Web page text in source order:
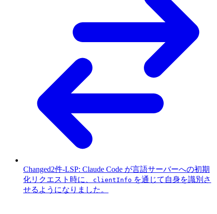
Changed2件-LSP: Claude Code が言語サーバーへの初期
化リクエスト時に、
clientInfo を通じて自身を識別さ
せるようになりました。